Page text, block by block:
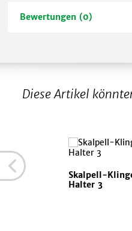
Bewertungen (0)
Diese Artikel
Skalpell-
Halter 3